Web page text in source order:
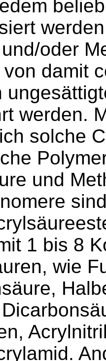
oder
damit
werden.
solche
und
1 bis 8
wie